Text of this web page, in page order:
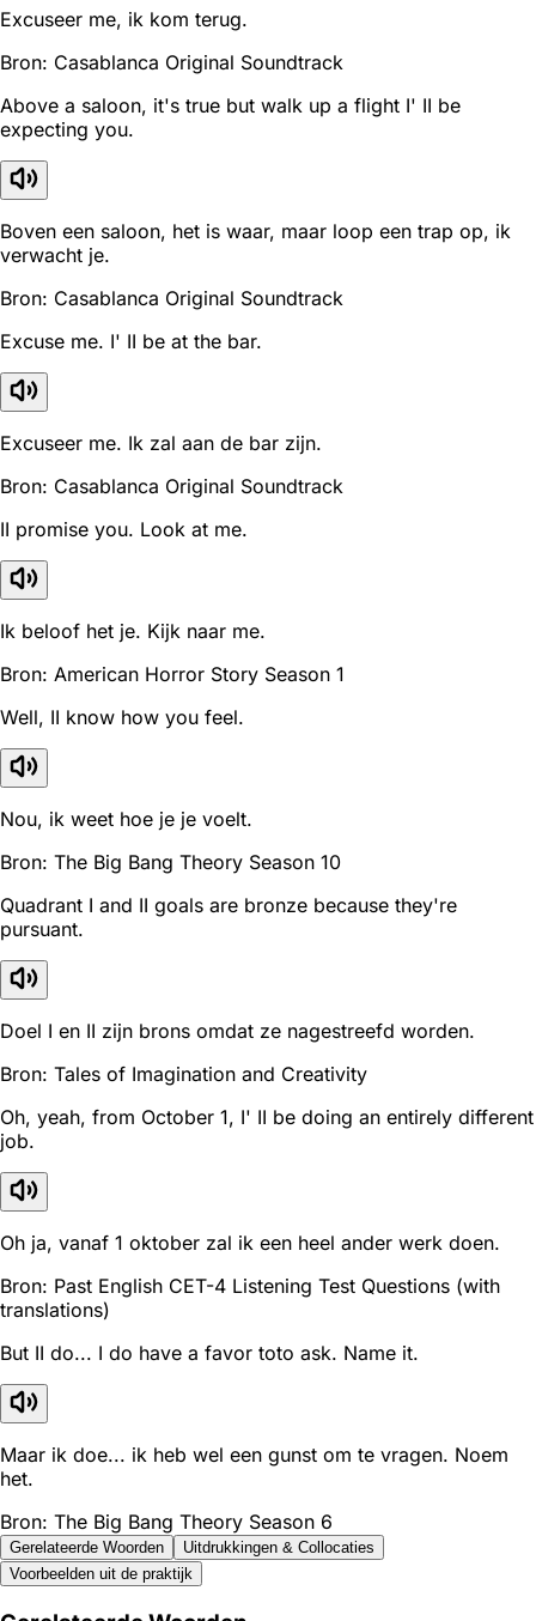
Excuseer me, ik kom terug.
Bron: Casablanca Original Soundtrack
Above a saloon, it's true but walk up a flight I' II be
expecting you.
Boven een saloon, het is waar, maar loop een trap op, ik
verwacht je.
Bron: Casablanca Original Soundtrack
Excuse me. I' II be at the bar.
Excuseer me. Ik zal aan de bar zijn.
Bron: Casablanca Original Soundtrack
II promise you. Look at me.
Ik beloof het je. Kijk naar me.
Bron: American Horror Story Season 1
Well, II know how you feel.
Nou, ik weet hoe je je voelt.
Bron: The Big Bang Theory Season 10
Quadrant I and II goals are bronze because they're
pursuant.
Doel I en II zijn brons omdat ze nagestreefd worden.
Bron: Tales of Imagination and Creativity
Oh, yeah, from October 1, I' II be doing an entirely different
job.
Oh ja, vanaf 1 oktober zal ik een heel ander werk doen.
Bron: Past English CET-4 Listening Test Questions (with
translations)
But II do... I do have a favor toto ask. Name it.
Maar ik doe... ik heb wel een gunst om te vragen. Noem
het.
Bron: The Big Bang Theory Season 6
Gerelateerde Woorden
Uitdrukkingen & Collocaties
Voorbeelden uit de praktijk